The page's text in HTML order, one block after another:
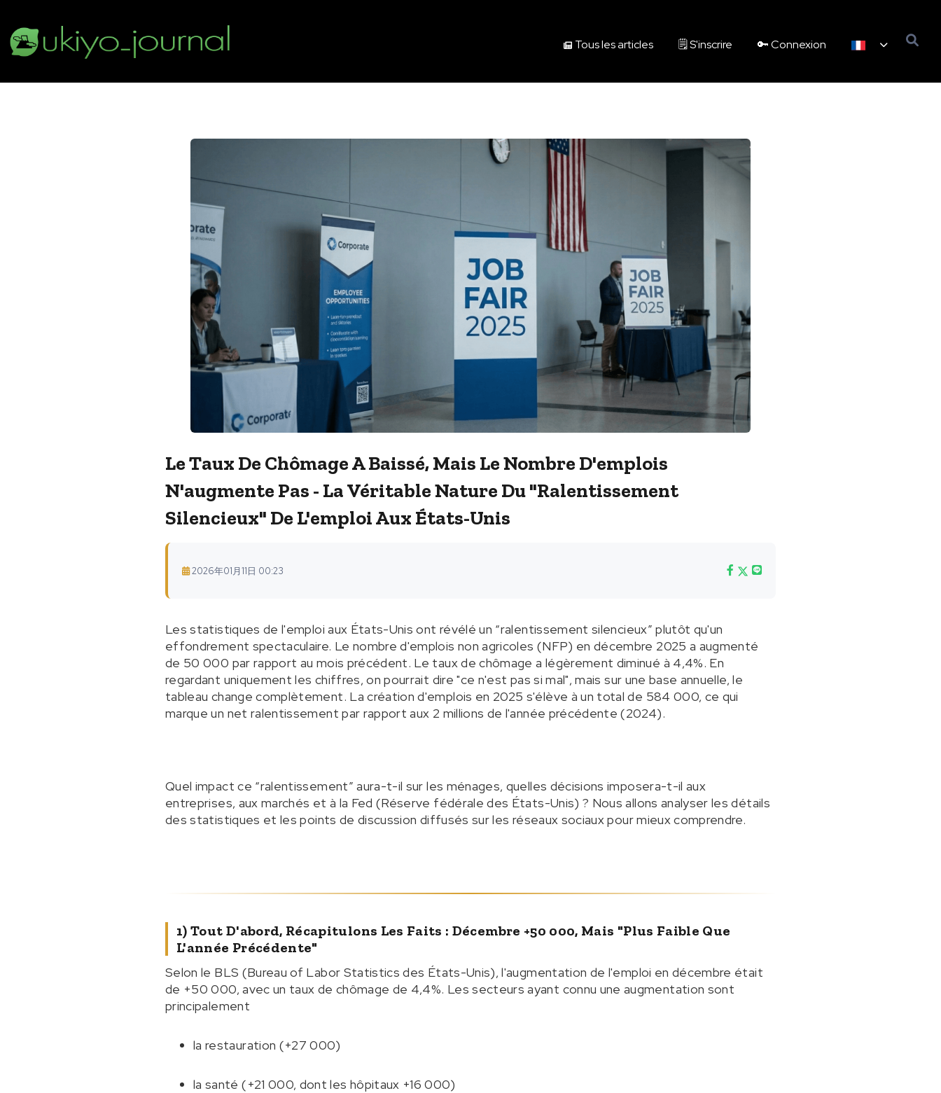
Tous les articles 🗒️ S'inscrire 🔑 Connexion
Le Taux De Chômage A Baissé, Mais Le Nombre D'emplois
N'augmente Pas - La Véritable Nature Du "ralentissement
Silencieux" De L'emploi Aux États-Unis
2026年01月11日 00:23
Les statistiques de l'emploi aux États-Unis ont révélé un “ralentissement silencieux” plutôt qu'un
effondrement spectaculaire. Le nombre d'emplois non agricoles (NFP) en décembre 2025 a augmenté
de 50 000 par rapport au mois précédent. Le taux de chômage a légèrement diminué à 4,4%. En
regardant uniquement les chiffres, on pourrait dire "ce n'est pas si mal", mais sur une base annuelle, le
tableau change complètement. La création d'emplois en 2025 s'élève à un total de 584 000, ce qui
marque un net ralentissement par rapport aux 2 millions de l'année précédente (2024).
Quel impact ce “ralentissement” aura-t-il sur les ménages, quelles décisions imposera-t-il aux
entreprises, aux marchés et à la Fed (Réserve fédérale des États-Unis) ? Nous allons analyser les détails
des statistiques et les points de discussion diffusés sur les réseaux sociaux pour mieux comprendre.
1) Tout D'abord, Récapitulons Les Faits : Décembre +50 000, Mais "plus Faible Que
L'année Précédente"
Selon le BLS (Bureau of Labor Statistics des États-Unis), l'augmentation de l'emploi en décembre était
de +50 000, avec un taux de chômage de 4,4%. Les secteurs ayant connu une augmentation sont
principalement
la restauration (+27 000)
la santé (+21 000, dont les hôpitaux +16 000)